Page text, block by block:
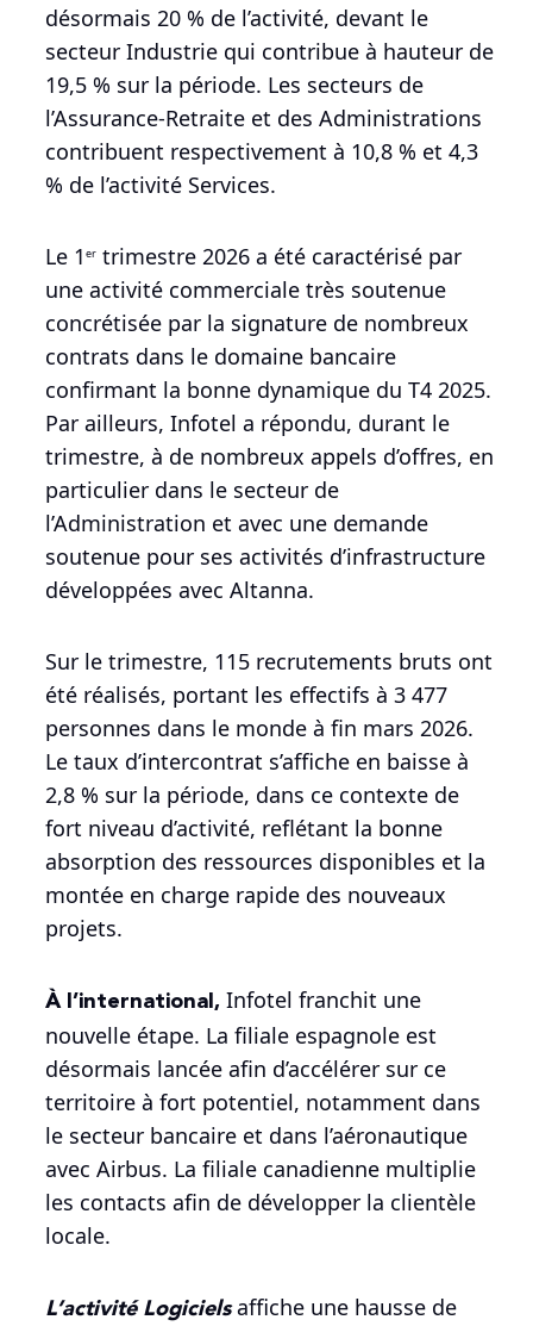
désormais 20 % de l’activité, devant le
secteur Industrie qui contribue à hauteur de
19,5 % sur la période. Les secteurs de
l’Assurance-Retraite et des Administrations
contribuent respectivement à 10,8 % et 4,3
% de l’activité Services.
Le 1 er trimestre 2026 a été caractérisé par
une activité commerciale très soutenue
concrétisée par la signature de nombreux
contrats dans le domaine bancaire
confirmant la bonne dynamique du T4 2025.
Par ailleurs, Infotel a répondu, durant le
trimestre, à de nombreux appels d’offres, en
particulier dans le secteur de
l’Administration et avec une demande
soutenue pour ses activités d’infrastructure
développées avec Altanna.
Sur le trimestre, 115 recrutements bruts ont
été réalisés, portant les effectifs à 3 477
personnes dans le monde à fin mars 2026.
Le taux d’intercontrat s’affiche en baisse à
2,8 % sur la période, dans ce contexte de
fort niveau d’activité, reflétant la bonne
absorption des ressources disponibles et la
montée en charge rapide des nouveaux
projets.
À l’international, Infotel franchit une
nouvelle étape. La filiale espagnole est
désormais lancée afin d’accélérer sur ce
territoire à fort potentiel, notamment dans
le secteur bancaire et dans l’aéronautique
avec Airbus. La filiale canadienne multiplie
les contacts afin de développer la clientèle
locale.
L’activité Logicielsaffiche une hausse de